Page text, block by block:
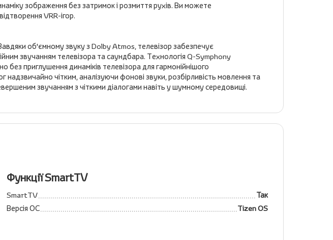
зображення без затримок і розмиття рухів. Ви можете
VRR-ігор.
об'ємному звуку з Dolby Atmos, телевізор забезпечує
звучанням телевізора та саундбара. Технологія Q-Symphony
приглушення динаміків телевізора для гармонійнішого
чітким, аналізуючи фонові звуки, розбірливість мовлення та
звучанням з чіткими діалогами навіть у шумному середовищі.
Функції SmartTV
SmartTV
Так
Версія ОС
Tizen OS